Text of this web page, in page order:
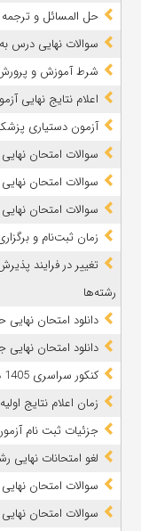
حل المسائل و
سوالات نهایی درس
شرط آموزش و پرورش
اعلام نتایج نهایی آزمون دکتری
آزمون دستیاری پزشکی تخصصی 1405 در
سوالات امتحان نهایی زیست شناسی 3
سوالات امتحان نهایی
سوالات امتحان نهایی ریاضی و آمار 3
زمان ثبت‌نام و
تغییر در فرایند
رشته‌ها
دانلود امتحان نهایی حسابان 2 پایه
دانلود امتحان نهایی جغرافیا 3 پایه دوازدهم
کنکور سراسری 1405 در موعد مقرر برگزار می‌شود
زمان اعلام نتایج
جزئیات ثبت نام
لغو امتحانات نهایی
سوالات امتحان نهایی ریاضی 3 تجربی سال
سوالات امتحان نهایی حسابان 2 سال